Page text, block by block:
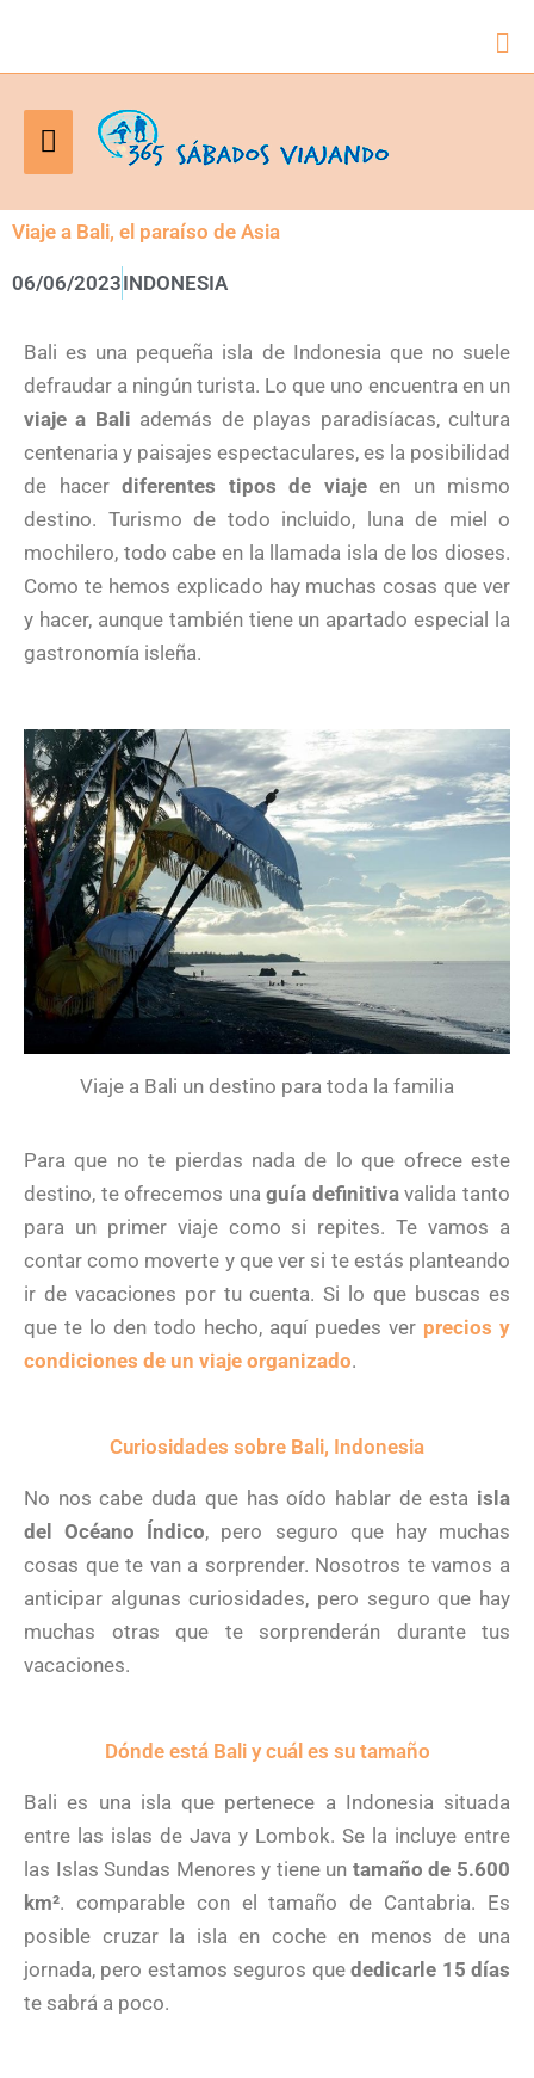
Menú
principal
Viaje a Bali, el paraíso de Asia
06/06/2023INDONESIA
Bali es una pequeña isla de Indonesia que no suele
defraudar a ningún turista. Lo que uno encuentra en un
viaje a Bali además de playas paradisíacas, cultura
centenaria y paisajes espectaculares, es la posibilidad
de hacer diferentes tipos de viajeen un mismo
destino. Turismo de todo incluido, luna de miel o
mochilero, todo cabe en la llamada isla de los dioses.
Como te hemos explicado hay muchas cosas que ver
y hacer, aunque también tiene un apartado especial la
gastronomía isleña.
Viaje a Bali un destino para toda la familia
Para que no te pierdas nada de lo que ofrece este
destino, te ofrecemos unaguía definitivavalida tanto
para un primer viaje como si repites. Te vamos a
contar como moverte y que ver si te estás planteando
ir de vacaciones por tu cuenta. Si lo que buscas es
que te lo den todo hecho, aquí puedes ver precios y
condiciones de un viaje organizado.
Curiosidades sobre Bali, Indonesia
No nos cabe duda que has oído hablar de esta isla
del Océano Índico, pero seguro que hay muchas
cosas que te van a sorprender. Nosotros te vamos a
anticipar algunas curiosidades, pero seguro que hay
muchas otras que te sorprenderán durante tus
vacaciones.
Dónde está Bali y cuál es su tamaño
Bali es una isla que pertenece a Indonesia situada
entre las islas de Java y Lombok. Se la incluye entre
las Islas Sundas Menores y tiene un tamaño de 5.600
km². comparable con el tamaño de Cantabria. Es
posible cruzar la isla en coche en menos de una
jornada, pero estamos seguros quededicarle 15 días
te sabrá a poco.